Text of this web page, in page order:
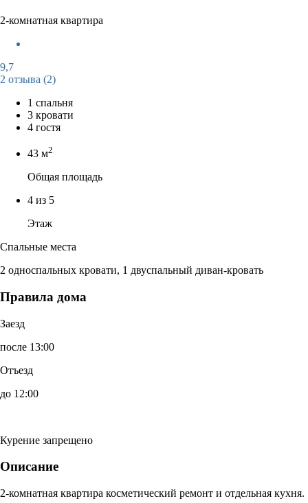
2-комнатная квартира
9,7
2 отзыва (2)
1 спальня
3 кровати
4 гостя
43 м2
Общая площадь
4 из 5
Этаж
Спальные места
2 односпальных кровати, 1 двуспальный диван-кровать
Правила дома
Заезд
после 13:00
Отъезд
до 12:00
Курение запрещено
Описание
2-комнатная квартира косметический ремонт и отдельная кухня.